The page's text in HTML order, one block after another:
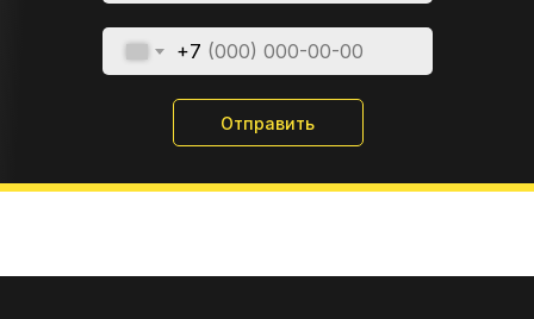
+7
Отправить